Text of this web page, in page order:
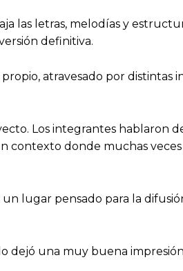
letras, melodías y
definitiva.
atravesado por distintas
Los integrantes hablaron
contexto donde muchas
lugar pensado para la
dejó una muy buena